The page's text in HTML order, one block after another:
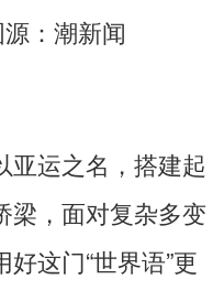
：潮新闻
运之名，搭建起
梁，面对复杂多变
这门“世界语”更